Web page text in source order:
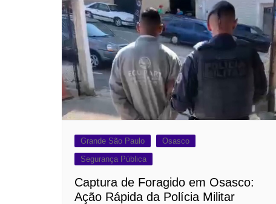
Grande São Paulo
Osasco
Segurança Pública
Captura de Foragido em Osasco:
Ação Rápida da Polícia Militar